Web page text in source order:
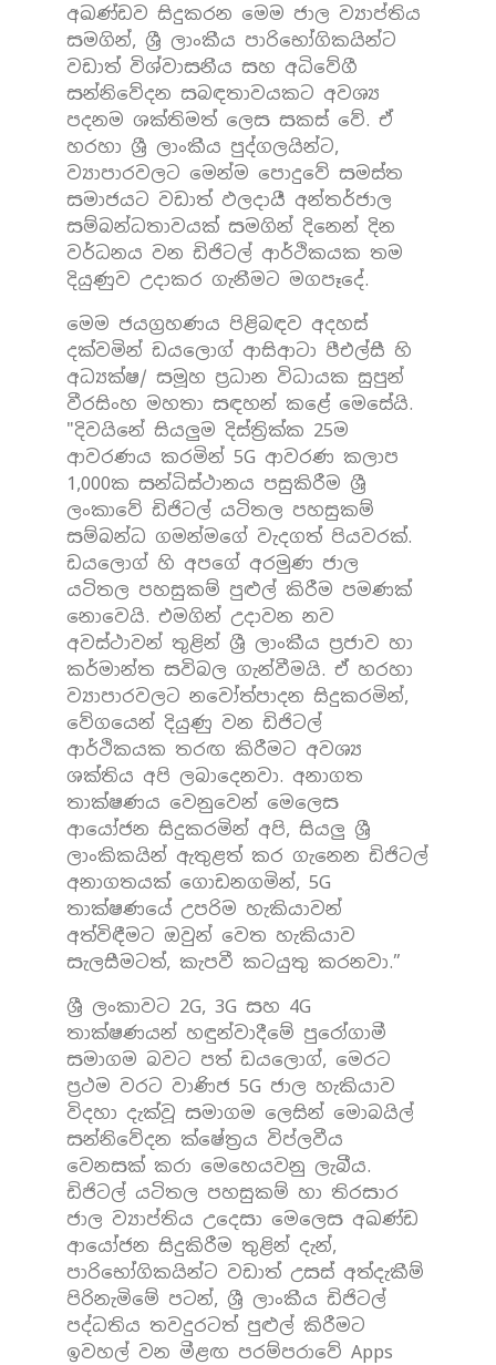
අඛණ්ඩව සිදුකරන මෙම ජාල ව්‍යාප්තිය
සමගින්, ශ්‍රී ලාංකීය පාරිභෝගිකයින්ට
වඩාත් විශ්වාසනීය සහ අධිවේගී
සන්නිවේදන සබඳතාවයකට අවශ්‍ය
පදනම ශක්තිමත් ලෙස සකස් වේ. ඒ
හරහා ශ්‍රී ලාංකීය පුද්ගලයින්ට,
ව්‍යාපාරවලට මෙන්ම පොදුවේ සමස්ත
සමාජයට වඩාත් ඵලදායී අන්තර්ජාල
සම්බන්ධතාවයක් සමගින් දිනෙන් දින
වර්ධනය වන ඩිජිටල් ආර්ථිකයක තම
දියුණුව උදාකර ගැනීමට මගපෑදේ.
මෙම ජයග්‍රහණය පිළිබඳව අදහස්
දක්වමින් ඩයලොග් ආසිආටා පීඑල්සී හි
අධ්‍යක්ෂ/ සමූහ ප්‍රධාන විධායක සුපුන්
වීරසිංහ මහතා සඳහන් කළේ මෙසේයි.
"දිවයිනේ සියලුම දිස්ත්‍රික්ක 25ම
ආවරණය කරමින් 5G ආවරණ කලාප
1,000ක සන්ධිස්ථානය පසුකිරීම ශ්‍රී
ලංකාවේ ඩිජිටල් යටිතල පහසුකම්
සම්බන්ධ ගමන්මගේ වැදගත් පියවරක්.
ඩයලොග් හි අපගේ අරමුණ ජාල
යටිතල පහසුකම් පුළුල් කිරීම පමණක්
නොවෙයි. එමගින් උදාවන නව
අවස්ථාවන් තුළින් ශ්‍රී ලාංකීය ප්‍රජාව හා
කර්මාන්ත සවිබල ගැන්වීමයි. ඒ හරහා
ව්‍යාපාරවලට නවෝත්පාදන සිදුකරමින්,
වේගයෙන් දියුණු වන ඩිජිටල්
ආර්ථිකයක තරඟ කිරීමට අවශ්‍ය
ශක්තිය අපි ලබාදෙනවා. අනාගත
තාක්ෂණය වෙනුවෙන් මෙලෙස
ආයෝජන සිදුකරමින් අපි, සියලු ශ්‍රී
ලාංකිකයින් ඇතුළත් කර ගැනෙන ඩිජිටල්
අනාගතයක් ගොඩනගමින්, 5G
තාක්ෂණයේ උපරිම හැකියාවන්
අත්විඳීමට ඔවුන් වෙත හැකියාව
සැලසීමටත්, කැපවී කටයුතු කරනවා.”
ශ්‍රී ලංකාවට 2G, 3G සහ 4G
තාක්ෂණයන් හඳුන්වාදීමේ පුරෝගාමී
සමාගම බවට පත් ඩයලොග්, මෙරට
ප්‍රථම වරට වාණිජ 5G ජාල හැකියාව
විදහා දැක්වූ සමාගම ලෙසින් මොබයිල්
සන්නිවේදන ක්ෂේත්‍රය විප්ලවීය
වෙනසක් කරා මෙහෙයවනු ලැබීය.
ඩිජිටල් යටිතල පහසුකම් හා තිරසාර
ජාල ව්‍යාප්තිය උදෙසා මෙලෙස අඛණ්ඩ
ආයෝජන සිදුකිරීම තුළින් දැන්,
පාරිභෝගිකයින්ට වඩාත් උසස් අත්දැකීම්
පිරිනැමිමේ පටන්, ශ්‍රී ලාංකීය ඩිජිටල්
පද්ධතිය තවදුරටත් පුළුල් කිරීමට
ඉවහල් වන මීළඟ පරම්පරාවේ Apps